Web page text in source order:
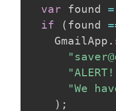
var found =
if
( found
    GmailApp
.
"We
) ;